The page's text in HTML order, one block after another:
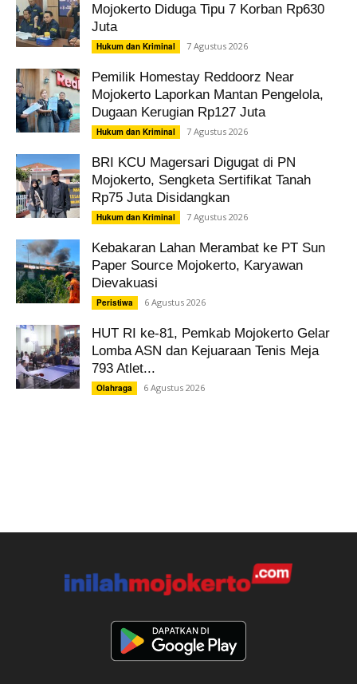
Mojokerto Diduga Tipu 7 Korban Rp630
Juta
Hukum dan Kriminal 7 Agustus 2026
Pemilik Homestay Reddoorz Near
Mojokerto Laporkan Mantan Pengelola,
Dugaan Kerugian Rp127 Juta
Hukum dan Kriminal 7 Agustus 2026
BRI KCU Magersari Digugat di PN
Mojokerto, Sengketa Sertifikat Tanah
Rp75 Juta Disidangkan
Hukum dan Kriminal 7 Agustus 2026
Kebakaran Lahan Merambat ke PT Sun
Paper Source Mojokerto, Karyawan
Dievakuasi
Peristiwa 6 Agustus 2026
HUT RI ke-81, Pemkab Mojokerto Gelar
Lomba ASN dan Kejuaraan Tenis Meja
793 Atlet...
Olahraga 6 Agustus 2026